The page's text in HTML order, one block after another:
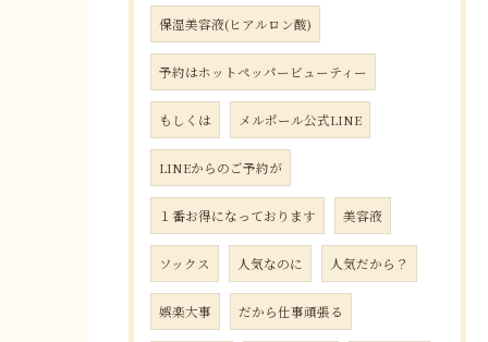
保湿美容液(ヒアルロン酸)
予約はホットペッパービューティー
もしくは メルポール公式LINE
LINEからのご予約が
１番お得になっております 美容液
ソックス 人気なのに 人気だから？
娯楽大事 だから仕事頑張る